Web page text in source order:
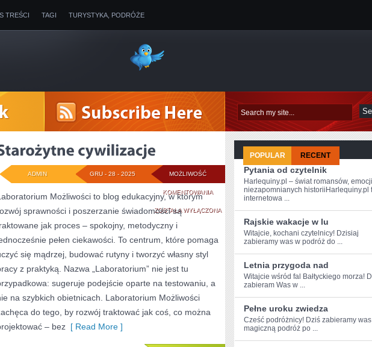
TREŚCI TAGI TURYSTYKA, PODRÓŻE
MOŻLIWOŚĆ
KOMENTOWANIASTAROŻYTNE
CYWILIZACJE
ZOSTAŁA WYŁĄCZONA
GRU - 28 - 2025
ADMIN
Możliwości to blog edukacyjny, w którym
sprawności i poszerzanie świadomości są
jak proces – spokojny, metodyczny i
pełen ciekawości. To centrum, które pomaga
się mądrzej, budować rutyny i tworzyć własny styl
z praktyką. Nazwa „Laboratorium” nie jest tu
sugeruje podejście oparte na testowaniu, a
na szybkich obietnicach. Laboratorium Możliwości
do tego, by rozwój traktować jak coś, co można
– bez [ Read More ]
POPULAR RECENT
Pytania od czytelnik
Harlequiny.pl – świat romansów,
niezapomnianych historiiHarlequiny.pl
internetowa ...
Rajskie wakacje w lu
Witajcie, kochani czytelnicy! Dzisiaj
zabieramy was w podróż do ...
Letnia przygoda nad
Witajcie wśród fal Bałtyckiego morza!
zabieram⁢ Was w ...
Pełne uroku zwiedza
Cześć podróżnicy! ⁢Dziś zabieramy
magiczną ⁤podróż po ...